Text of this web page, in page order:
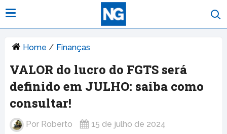
Home / Finanças
VALOR do lucro do FGTS será
definido em JULHO: saiba como
consultar!
Por Roberto 15 de julho de 2024